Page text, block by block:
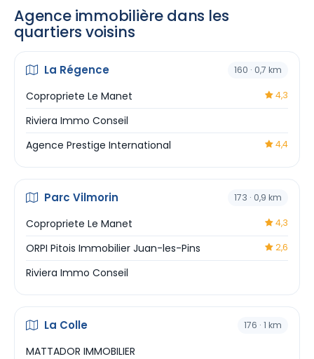
Agence immobilière dans les
quartiers voisins
La Régence 160 · 0,7 km
Copropriete Le Manet 4,3
Riviera Immo Conseil
Agence Prestige International
4,4
Parc Vilmorin 173 · 0,9 km
Copropriete Le Manet 4,3
ORPI Pitois Immobilier Juan-les-Pins 2,6
Riviera Immo Conseil
La Colle 176 · 1 km
MATTADOR IMMOBILIER